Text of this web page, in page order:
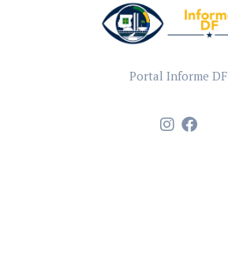
Portal Informe DF